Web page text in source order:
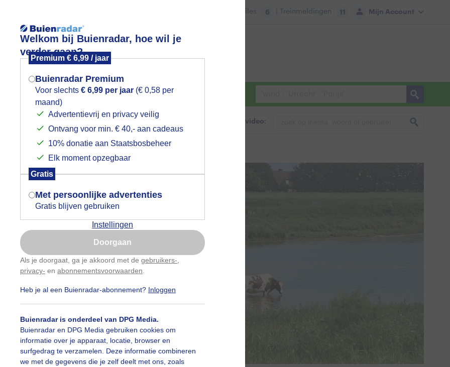
Welkom bij Buienradar, hoe wil je
verder gaan?
Premium € 6,99 / jaar
Buienradar Premium
Voor slechts € 6,99 per jaar (€ 0,58 per
maand)
Advertentievrij en privacy veilig
Ontvang voor min. € 40,- aan cadeaus
10% donatie aan Staatsbosbeheer
Elk moment opzegbaar
Gratis
Met persoonlijke advertenties
Gratis blijven gebruiken
Instellingen
Doorgaan
Als je doorgaat, ga je akkoord met de gebruikers-
privacy- en abonnementsvoorwaarden
Heb je al een Buienradar-abonnement? Inloggen
Buienradar is onderdeel van DPG Media.
Buienradar en DPG Media gebruiken cookies om
informatie over je apparaat, locatie, browser en
surfgedrag te verzamelen. Deze informatie combineren
we met de gegevens die je zelf deelt met ons, zoals
Mijn Account
Files 6 | Treinmeldingen 11
Foto en video Weerzine
Zoeken in foto & video:
Mogen we je locatie gebruiken voor
het weer?
Indien je hier nog geen akkoord op hebt
gegeven, verschijnt er zo een pop-up uit
je browser waarin deze toestemming
gevraagd wordt.
Is goed, toon de popup
Nu niet, misschien later
Gebruik je Safari en wil je niet elke dag deze pop-up
Klikhierom dit aan te passen